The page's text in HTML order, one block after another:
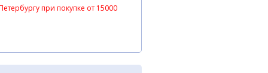
при покупке от 15000